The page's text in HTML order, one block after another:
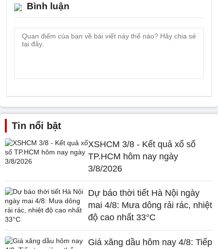
Bình luận
Tin nổi bật
XSHCM 3/8 - Kết quả xổ số
TP.HCM hôm nay ngày
3/8/2026
Dự báo thời tiết Hà Nội ngày
mai 4/8: Mưa dông rải rác, nhiệt
độ cao nhất 33°C
Giá xăng dầu hôm nay 4/8: Tiếp